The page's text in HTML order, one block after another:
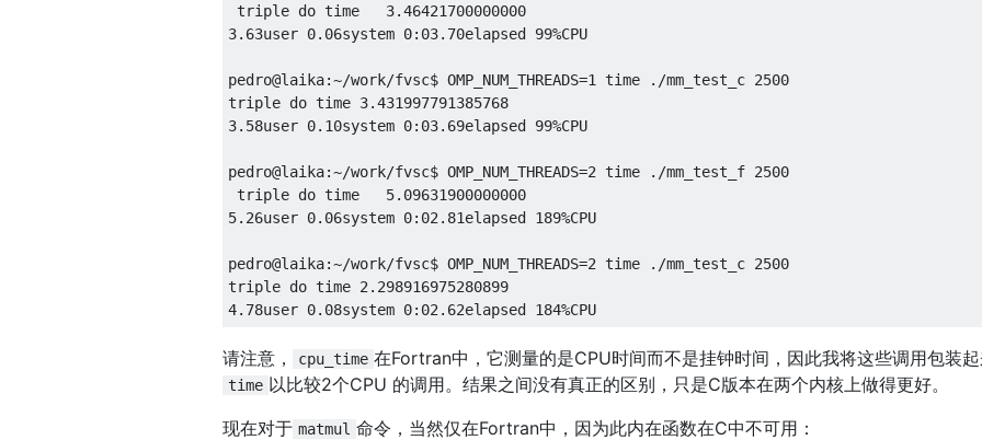
triple do time 3.46421700000000
3.63user 0.06system 0: 03.70elapsed 99%CPU
pedro@laika:~/work/fvsc$ OMP_NUM_THREADS=1 time ./mm_test_c 2500
triple do time 3.431997791385768
3.58user 0.10system 0: 03.69elapsed 99%CPU
pedro@laika:~/work/fvsc$ OMP_NUM_THREADS=2 time ./mm_test_f 2500
triple do time 5.09631900000000
5.26user 0.06system 0: 02.81elapsed 189%CPU
pedro@laika:~/work/fvsc$ OMP_NUM_THREADS=2 time ./mm_test_c 2500
triple do time 2.298916975280899
4.78user 0.08system 0: 02.62elapsed 184%CPU
请注意， cpu_time 在Fortran中，它测量的是CPU时间而不是挂钟时间，因此我将这些调用包装
time 以比较2个CPU 的调用。结果之间没有真正的区别，只是C版本在两个内核上做得更好。
现在对于 matmul 命令，当然仅在Fortran中，因为此内在函数在C中不可用：